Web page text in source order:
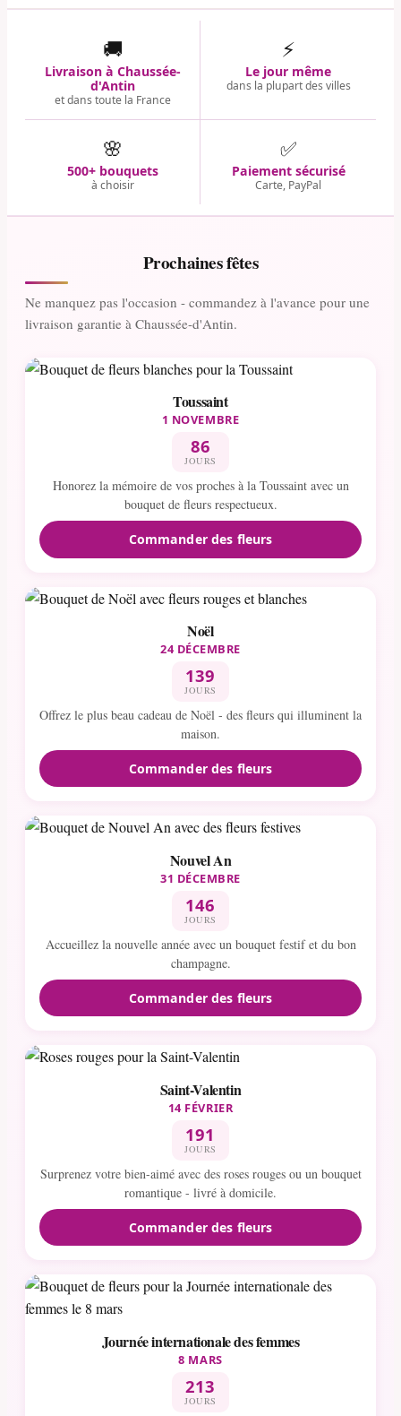
🚚
Livraison à Chaussée-
d'Antin
et dans toute la France
⚡
Le jour même
dans la plupart des villes
🌸
500+ bouquets
à choisir
✅
Paiement sécurisé
Carte, PayPal
Prochaines fêtes
Ne manquez pas l'occasion - commandez à l'avance pour une
livraison garantie à Chaussée-d'Antin.
Toussaint
1 NOVEMBRE
86
JOURS
Honorez la mémoire de vos proches à la Toussaint avec un
bouquet de fleurs respectueux.
Commander des fleurs
Noël
24 DÉCEMBRE
139
JOURS
Offrez le plus beau cadeau de Noël - des fleurs qui illuminent la
maison.
Commander des fleurs
Nouvel An
31 DÉCEMBRE
146
JOURS
Accueillez la nouvelle année avec un bouquet festif et du bon
champagne.
Commander des fleurs
Saint-Valentin
14 FÉVRIER
191
JOURS
Surprenez votre bien-aimé avec des roses rouges ou un bouquet
romantique - livré à domicile.
Commander des fleurs
Journée internationale des femmes
8 MARS
213
JOURS